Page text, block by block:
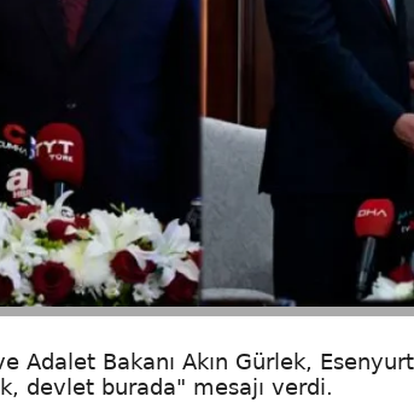
Adalet Bakanı Akın Gürlek,
devlet burada" mesajı verdi.